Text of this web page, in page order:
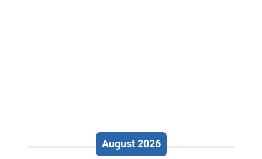
August 2026